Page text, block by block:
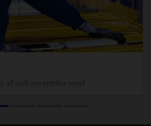
medier til vejret – mange apps på din